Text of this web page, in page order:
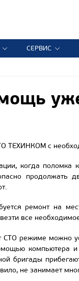
СЕРВИС
ТЕХИНКОМ с
когда поломка
продолжать
ремонт на
все
режиме можно
компьютера и
бригады
не занимает